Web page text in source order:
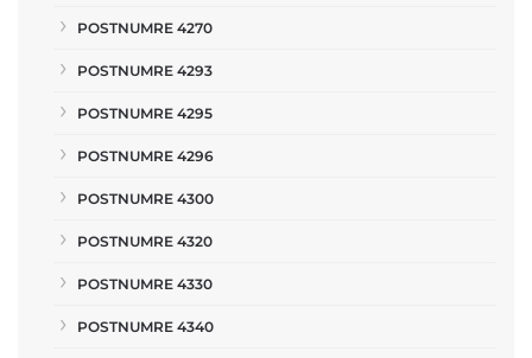
POSTNUMRE 4270
POSTNUMRE 4293
POSTNUMRE 4295
POSTNUMRE 4296
POSTNUMRE 4300
POSTNUMRE 4320
POSTNUMRE 4330
POSTNUMRE 4340